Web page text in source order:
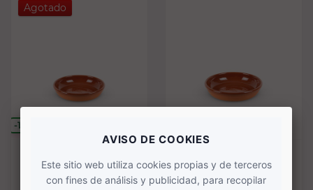
Agotado
-15%
14,71 € 12,50 €
17,59 € 14,95 €